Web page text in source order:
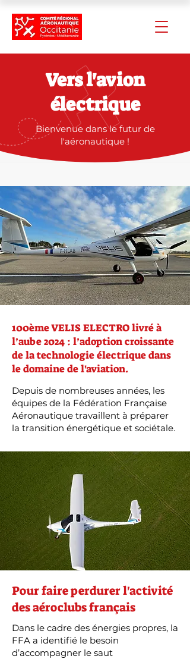
Vers l'avion
électrique
Bienvenue dans le futur de
l'aéronautique !
100ème VELIS ELECTRO livré à
l’aube 2024 : l’adoption croissante
de la technologie électrique dans
le domaine de l'aviation.
Depuis de nombreuses années, les
équipes de la Fédération Française
Aéronautique travaillent à préparer
la transition énergétique et sociétale.
Pour faire perdurer l'activité
des aéroclubs français
Dans le cadre des énergies propres, la
FFA a identifié le besoin
d’accompagner le saut